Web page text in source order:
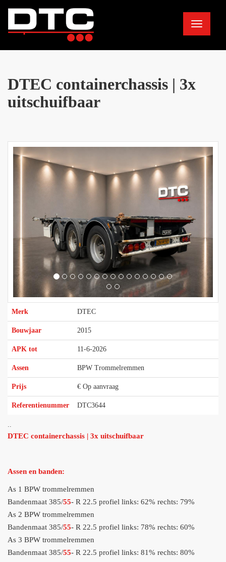
Toggle
navigation
DTEC containerchassis | 3x
uitschuifbaar
Merk DTEC
Bouwjaar 2015
APK tot 11-6-2026
Assen BPW Trommelremmen
Prijs € Op aanvraag
Referentienummer DTC3644
..
DTEC containerchassis | 3x uitschuifbaar
Assen en banden:
As 1 BPW trommelremmen
Bandenmaat 385/55- R 22.5 profiel links: 62% rechts: 79%
As 2 BPW trommelremmen
Bandenmaat 385/55- R 22.5 profiel links: 78% rechts: 60%
As 3 BPW trommelremmen
Bandenmaat 385/55- R 22.5 profiel links: 81% rechts: 80%